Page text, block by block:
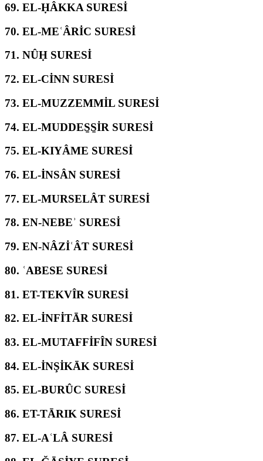
69. EL-ḤÂKKA SURESİ
70. EL-MEʿÂRİC SURESİ
71. NÛḤ SURESİ
72. EL-CİNN SURESİ
73. EL-MUZZEMMİL SURESİ
74. EL-MUDDES̱S̱İR SURESİ
75. EL-KIYÂME SURESİ
76. EL-İNSÂN SURESİ
77. EL-MURSELÂT SURESİ
78. EN-NEBEʾ SURESİ
79. EN-NÂZİʿÂT SURESİ
80. ʿABESE SURESİ
81. ET-TEKVÎR SURESİ
82. EL-İNFİTĀR SURESİ
83. EL-MUTAFFİFÎN SURESİ
84. EL-İNŞİKĀK SURESİ
85. EL-BURÛC SURESİ
86. ET-TĀRIK SURESİ
87. EL-AʿLÂ SURESİ